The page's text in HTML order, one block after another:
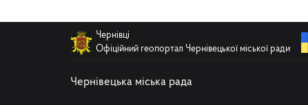
Чернівці
Офіційний геопортал Чернівецької міської ради
Чернівецька міська рада